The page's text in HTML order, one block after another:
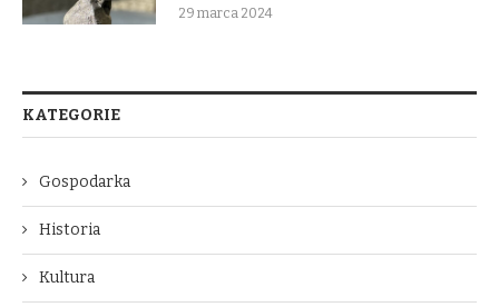
29 marca 2024
KATEGORIE
Gospodarka
Historia
Kultura